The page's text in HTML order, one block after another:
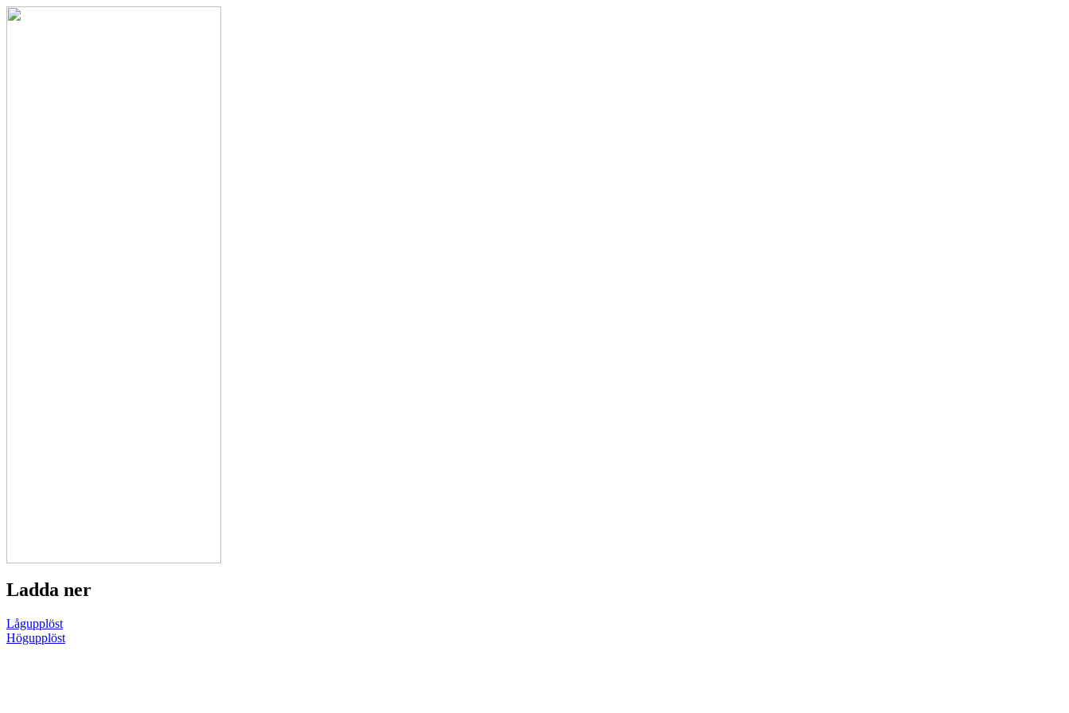
Ladda ner
Lågupplöst
Högupplöst